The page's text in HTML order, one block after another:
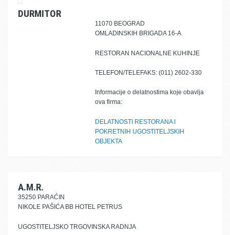
DURMITOR
11070 BEOGRAD
OMLADINSKIH BRIGADA 16-A
RESTORAN NACIONALNE KUHINJE
TELEFON/TELEFAKS: (011) 2602-330
Informacije o delatnostima koje obavlja
ova firma:
DELATNOSTI RESTORANA I
POKRETNIH UGOSTITELJSKIH
OBJEKTA
A.M.R.
35250 PARAĆIN
NIKOLE PAŠIĆA BB HOTEL PETRUS
UGOSTITELJSKO TRGOVINSKA RADNJA